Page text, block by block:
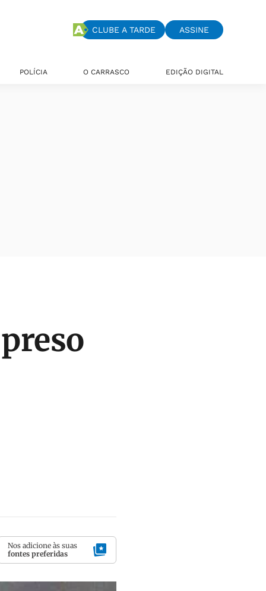
CLUBE A TARDE ASSINE
POLÍCIA O CARRASCO EDIÇÃO DIGITAL
Nos adicione às suas
fontes preferidas